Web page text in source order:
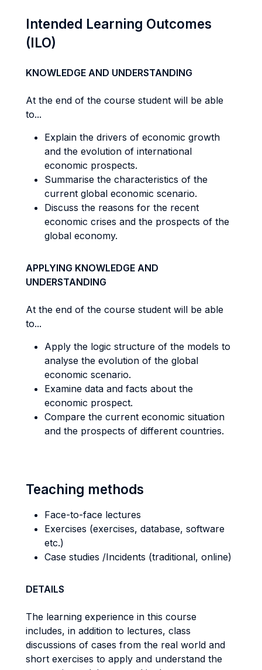
Intended Learning Outcomes
(ILO)
KNOWLEDGE AND UNDERSTANDING
At the end of the course student will be able
to...
Explain the drivers of economic growth
and the evolution of international
economic prospects.
Summarise the characteristics of the
current global economic scenario.
Discuss the reasons for the recent
economic crises and the prospects of the
global economy.
APPLYING KNOWLEDGE AND
UNDERSTANDING
At the end of the course student will be able
to...
Apply the logic structure of the models to
analyse the evolution of the global
economic scenario.
Examine data and facts about the
economic prospect.
Compare the current economic situation
and the prospects of different countries.
Teaching methods
Face-to-face lectures
Exercises (exercises, database, software
etc.)
Case studies /Incidents (traditional, online)
DETAILS
The learning experience in this course
includes, in addition to lectures, class
discussions of cases from the real world and
short exercises to apply and understand the